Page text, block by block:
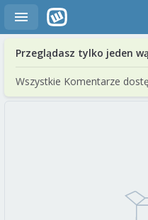
Przeglądasz tylko jeden
Wszystkie Komentarze